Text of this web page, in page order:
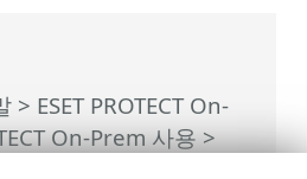
> ESET PROTECT On-
On-Prem 사용>